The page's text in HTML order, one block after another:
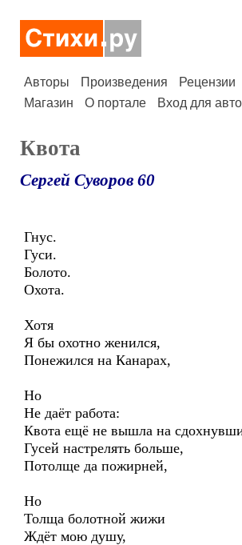
Авторы Произведения Рецензии
Магазин
О портале Вход для
Квота
Сергей Суворов 60
Гнус.
Гуси.
Болото.
Охота.
Хотя
Я бы охотно женился,
Понежился на Канарах,
Но
Не даёт работа:
Квота ещё не вышла на
Гусей настрелять больше,
Потолще да пожирней,
Но
Толща болотной жижи
Ждёт мою душу,